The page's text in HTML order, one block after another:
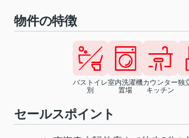
物件の特徴
バストイレ
別
室内洗濯機
置場
カウンター
キッチン
独
セールスポイント